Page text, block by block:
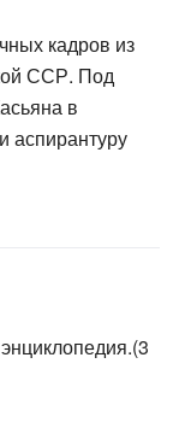
кадров из
ССР. Под
в
аспирантуру